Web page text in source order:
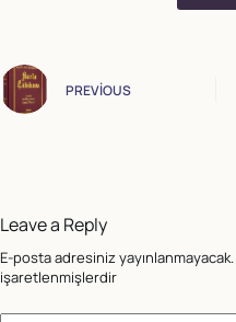
PREVIOUS
Leave a Reply
E-posta adresiniz yayınlanmayacak.
işaretlenmişlerdir